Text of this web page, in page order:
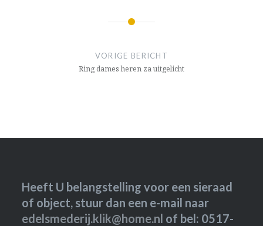
VORIGE BERICHT
Ring dames heren za uitgelicht
Heeft U belangstelling voor een sieraad
of object, stuur dan een e-mail naar
edelsmederij.klik@home.nl of bel: 0517-